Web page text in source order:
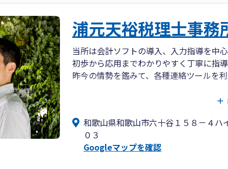
浦元天裕税理士事務
当所は会計ソフトの導入、入力指導を中
初歩から応用までわかりやすく丁寧に指導
昨今の情勢を鑑みて、各種連絡ツールを
法人、個人事業主、事業を始めようと検
実績の伴う専門力と蓄積されたノウハウ
にサポートします。
和歌山県和歌山市六十谷１５８－４ハ
０３
Googleマップを確認